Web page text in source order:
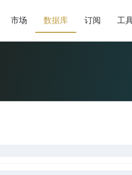
市场 数据库 订阅 工